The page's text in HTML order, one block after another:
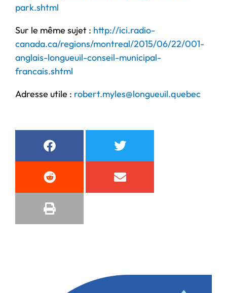
park.shtml
Sur le même sujet : http://ici.radio-
canada.ca/regions/montreal/2015/06/22/001-
anglais-longueuil-conseil-municipal-
francais.shtml
Adresse utile : robert.myles@longueuil.quebec